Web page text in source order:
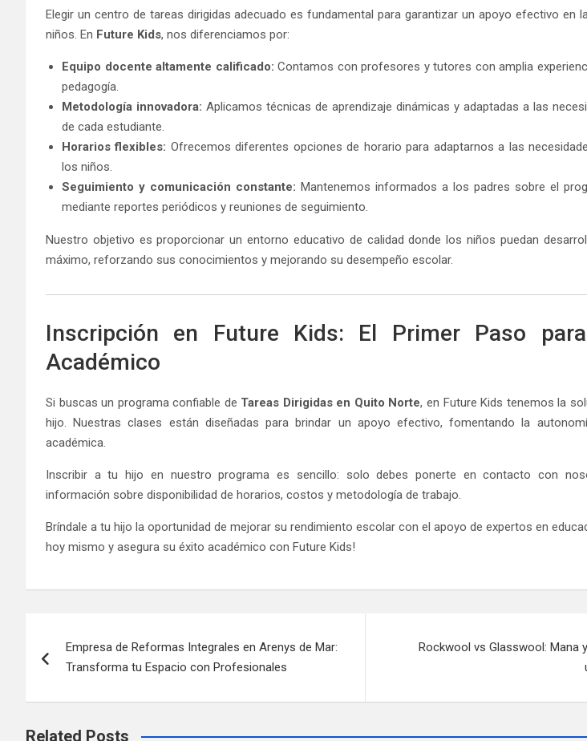
Elegir un centro de tareas dirigidas adecuado es fundamental para garantizar un apoyo efectivo en
niños. En Future Kids, nos diferenciamos por:
Equipo docente altamente calificado: Contamos con profesores y tutores con amplia
pedagogía.
Metodología innovadora: Aplicamos técnicas de aprendizaje dinámicas y adaptadas a las
de cada estudiante.
Horarios flexibles: Ofrecemos diferentes opciones de horario para adaptarnos a las
los niños.
Seguimiento y comunicación constante: Mantenemos informados a los padres sobre el
mediante reportes periódicos y reuniones de seguimiento.
Nuestro objetivo es proporcionar un entorno educativo de calidad donde los niños puedan
máximo, reforzando sus conocimientos y mejorando su desempeño escolar.
Inscripción en Future Kids: El Primer Paso
Académico
Si buscas un programa confiable de Tareas Dirigidas en Quito Norte, en Future Kids tenemos la
hijo. Nuestras clases están diseñadas para brindar un apoyo efectivo, fomentando la
académica.
Inscribir a tu hijo en nuestro programa es sencillo: solo debes ponerte en contacto con
información sobre disponibilidad de horarios, costos y metodología de trabajo.
Bríndale a tu hijo la oportunidad de mejorar su rendimiento escolar con el apoyo de expertos en
hoy mismo y asegura su éxito académico con Future Kids!
navigation
Empresa de Reformas Integrales en Arenys de Mar:
Transforma tu Espacio con Profesionales
Rockwool vs Glasswool: Mana
Related Posts